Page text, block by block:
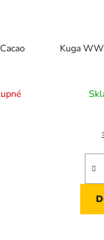
Kuga